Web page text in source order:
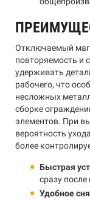
Отключаемый
повторяемость и
удерживать
рабочего, что
несложных
сборке
элементов. При
вероятность
более
Быстрая
сразу
Удобное